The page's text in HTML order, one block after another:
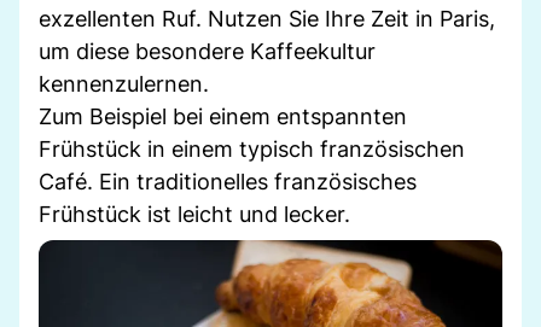
exzellenten Ruf. Nutzen Sie Ihre Zeit in Paris,
um diese besondere Kaffeekultur
kennenzulernen.
Zum Beispiel bei einem entspannten
Frühstück in einem typisch französischen
Café. Ein traditionelles französisches
Frühstück ist leicht und lecker.